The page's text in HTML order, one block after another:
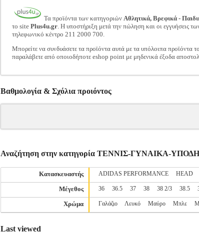
Τα προϊόντα των κατηγοριών Αθλητικά, Βρεφικά -
το site Plus4u.gr. Η υποστήριξη μετά την πώληση και οι εγγυήσεις
τηλεφωνικό κέντρο 211 2000 700.
Μπορείτε να συνδυάσετε τα προϊόντα αυτά με τα υπόλοιπα προϊόντα
παραλάβετε από οποιοδήποτε eshop point με μηδενικά έξοδα
Βαθμολογία & Σχόλια προιόντος
Αναζήτηση στην κατηγορία ΤΕΝΝΙΣ-ΓΥΝΑΙΚΑ-
Κατασκευαστής ADIDAS PERFORMANCE HEAD
Μέγεθος 36 36.5 37 38 38 2/3 38.5
Χρώμα Γαλάζιο Λευκό Μαύρο Μπλε
Last viewed